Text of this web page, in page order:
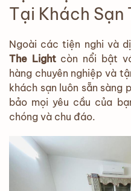
Tại Khách Sạn
Ngoài các tiện nghi và
The Lightcòn nổi bật
hàng chuyên nghiệp và
khách sạn luôn sẵn
bảo mọi yêu cầu của
chóng và chu đáo.